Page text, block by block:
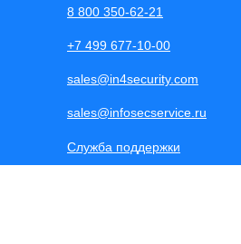
+7 499 677-10-00
Служба поддержки
sales@infosecservice.ru
sales@in4security.com
8 800 350-62-21